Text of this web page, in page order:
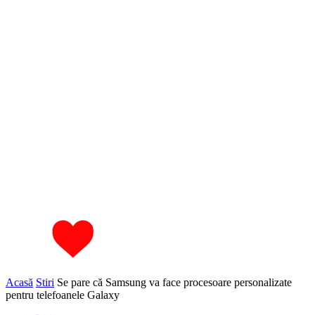
Acasă Stiri Se pare că Samsung va face procesoare personalizate
pentru telefoanele Galaxy